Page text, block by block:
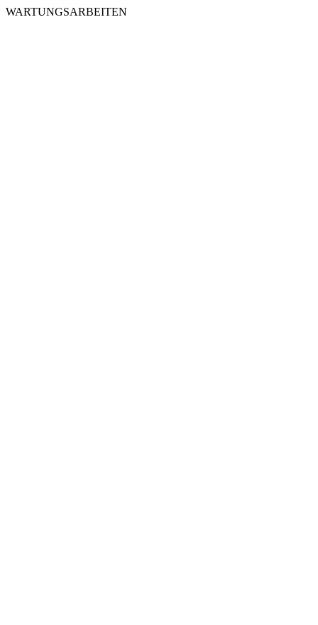
WARTUNGSARBEITEN